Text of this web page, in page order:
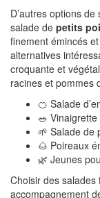
D’autres options
salade de petits
finement émincés
alternatives
croquante et
racines et pommes
🍊 Salade
🥗
🌱 Salade de
🌰 Poireaux
🌿 Jeunes
Choisir des
accompagnement